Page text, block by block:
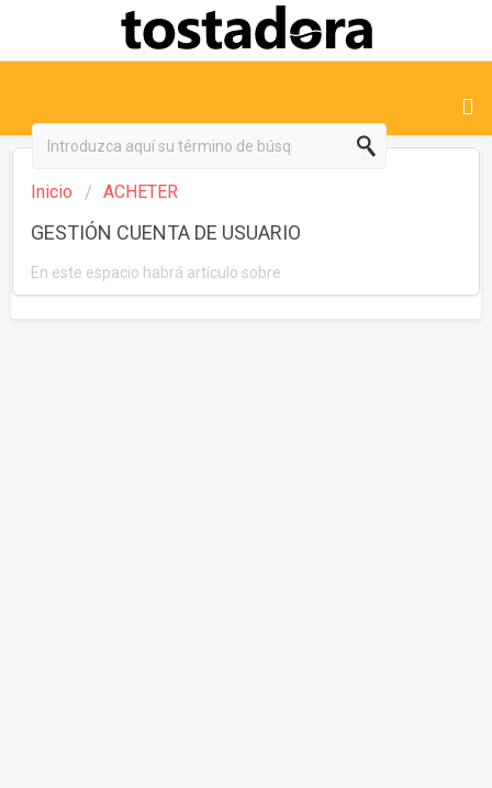
Inicio ACHETER
GESTIÓN CUENTA DE USUARIO
En este espacio habrá artículo sobre